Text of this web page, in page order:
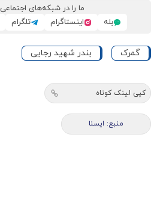
ما را در شبکه‌های
بله
اینستاگرام تلگرام
گمرک بندر شهید رجایی
کپی لینک کوتاه
منبع: ايسنا